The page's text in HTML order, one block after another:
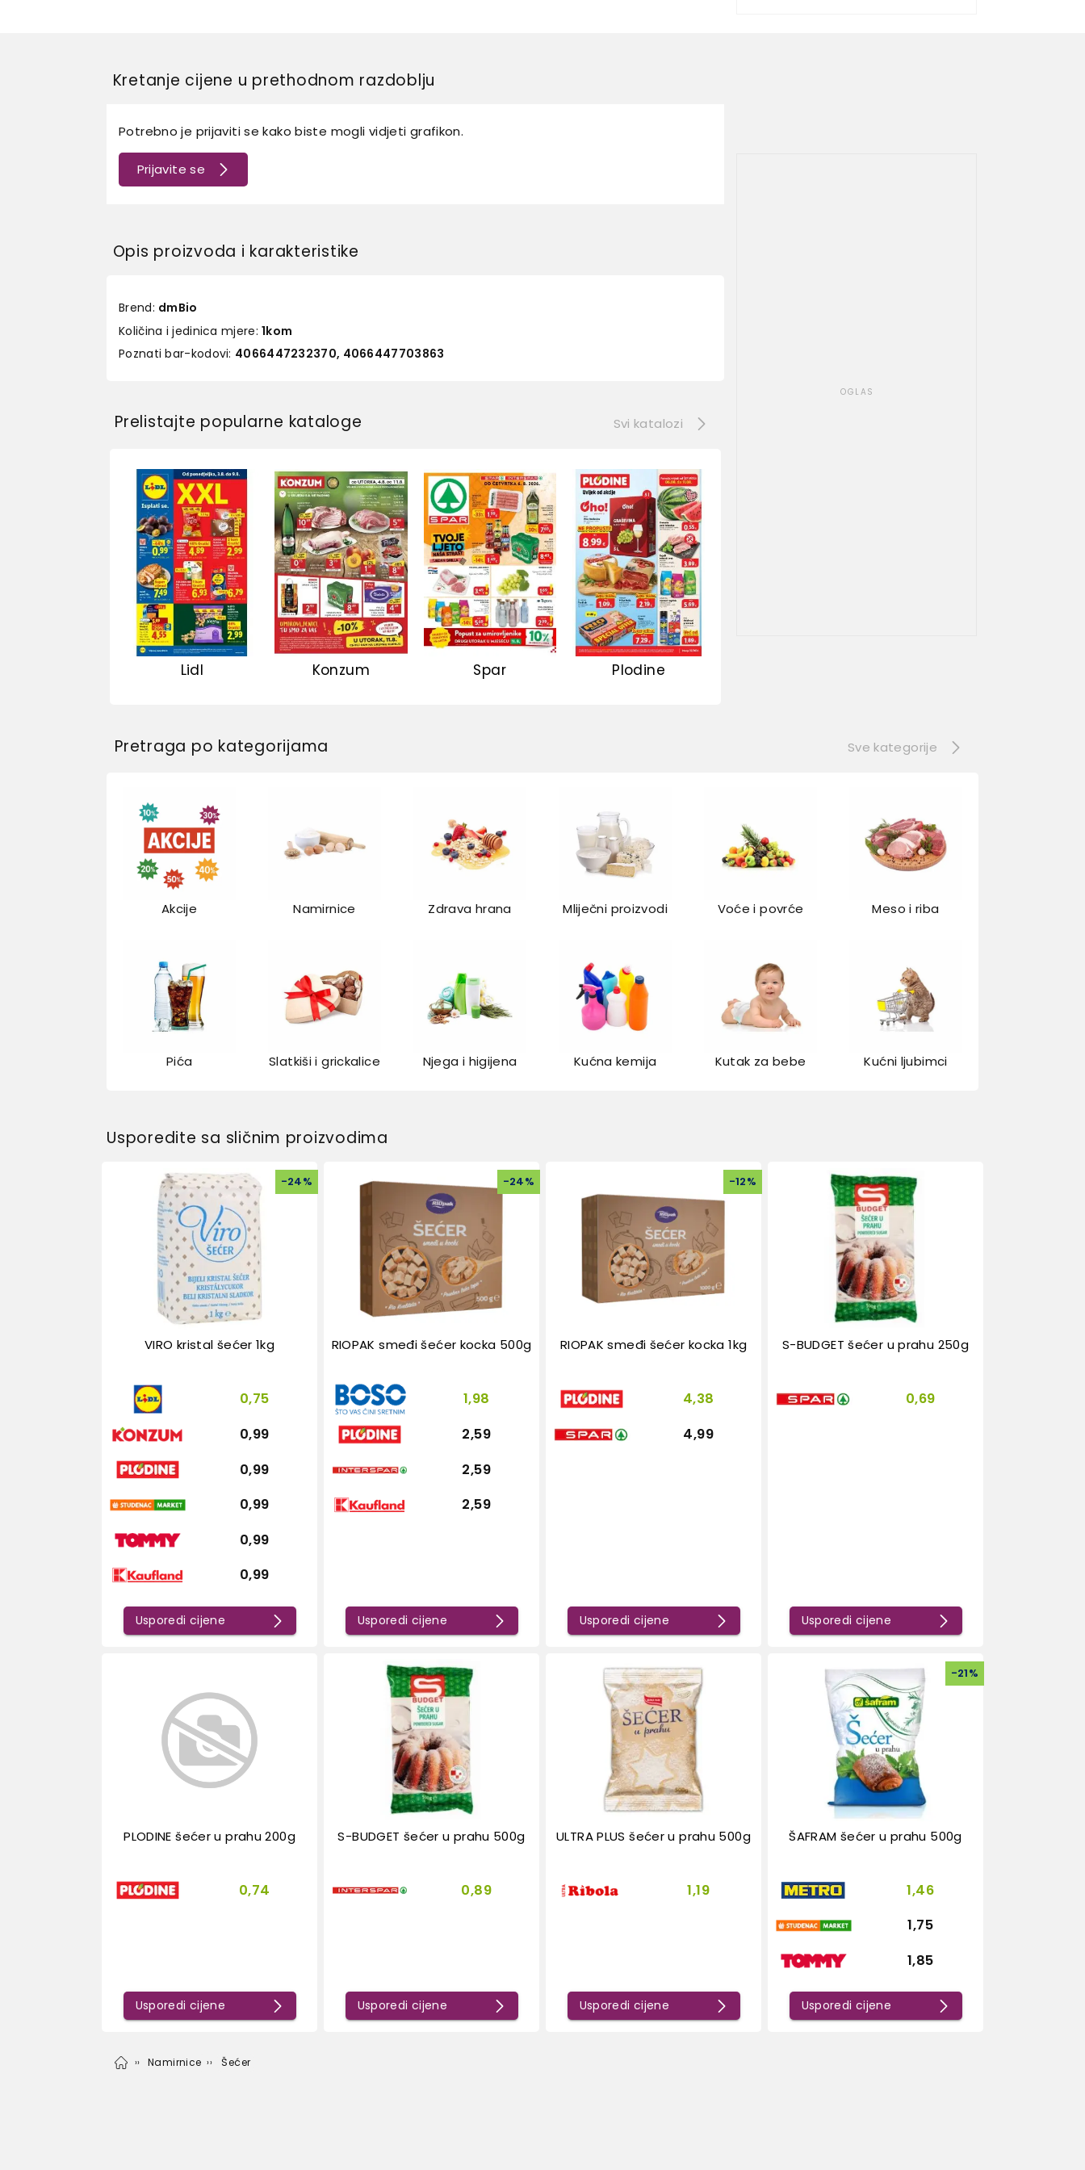
Kretanje cijene u prethodnom razdoblju
Potrebno je prijaviti se kako biste mogli vidjeti grafikon.
Prijavite se
Opis proizvoda i karakteristike
Brend: dmBio
Količina i jedinica mjere:1kom
Poznati bar-kodovi: 4066447232370, 4066447703863
Prelistajte popularne kataloge Svi katalozi
Lidl Konzum Spar Plodine
Pretraga po kategorijama Sve kategorije
Akcije Namirnice Zdrava hrana Mliječni proizvodi Voće i povrće Meso i riba
Pića Slatkiši i grickalice Njega i higijena Kućna kemija Kutak za bebe Kućni ljubimci
Usporedite sa sličnim proizvodima
-24%
VIRO kristal šećer 1kg
0,75
0,99
0,99
0,99
0,99
0,99
Usporedi cijene
-24%
RIOPAK smeđi šećer kocka 500g
1,98
2,59
2,59
2,59
Usporedi cijene
-12%
RIOPAK smeđi šećer kocka 1kg
4,38
4,99
Usporedi cijene
S-BUDGET šećer u prahu 250g
0,69
Usporedi cijene
PLODINE šećer u prahu 200g
0,74
Usporedi cijene
S-BUDGET šećer u prahu 500g
0,89
Usporedi cijene
ULTRA PLUS šećer u prahu 500g
1,19
Usporedi cijene
-21%
ŠAFRAM šećer u prahu 500g
1,46
1,75
1,85
Usporedi cijene
Namirnice Šećer